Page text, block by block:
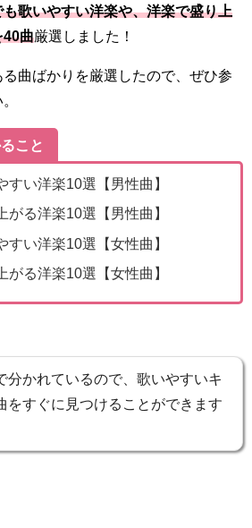
も歌いやすい洋楽や、洋楽で盛り上
40曲厳選しました！
曲ばかりを厳選したので、ぜひ参
こと
すい洋楽10選【男性曲】
がる洋楽10選【男性曲】
すい洋楽10選【女性曲】
がる洋楽10選【女性曲】
分かれているので、歌いやすいキ
をすぐに見つけることができます